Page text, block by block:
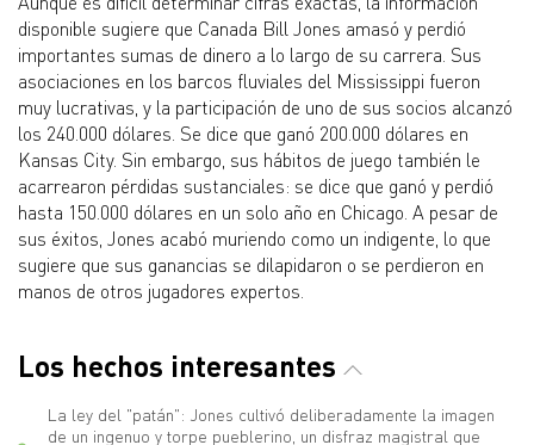
disponible sugiere que Canada Bill Jones amasó y perdió
importantes sumas de dinero a lo largo de su carrera. Sus
asociaciones en los barcos fluviales del Mississippi fueron
muy lucrativas, y la participación de uno de sus socios alcanzó
los 240.000 dólares. Se dice que ganó 200.000 dólares en
Kansas City. Sin embargo, sus hábitos de juego también le
acarrearon pérdidas sustanciales: se dice que ganó y perdió
hasta 150.000 dólares en un solo año en Chicago. A pesar de
sus éxitos, Jones acabó muriendo como un indigente, lo que
sugiere que sus ganancias se dilapidaron o se perdieron en
manos de otros jugadores expertos.
Los hechos interesantes
La ley del "patán": Jones cultivó deliberadamente la imagen
de un ingenuo y torpe pueblerino, un disfraz magistral que